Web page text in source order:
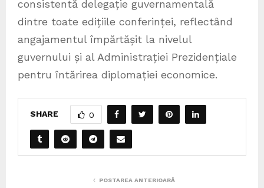
consistentă delegație guvernamentală
dintre toate edițiile conferinței, reflectând
angajamentul împărtășit la nivelul
guvernului și al Administrației Prezidențiale
pentru întărirea diplomației economice.
SHARE 0
POSTAREA ANTERIOARĂ